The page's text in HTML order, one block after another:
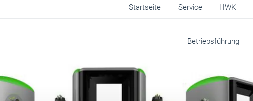
Startseite Service HWK
Betriebsführung